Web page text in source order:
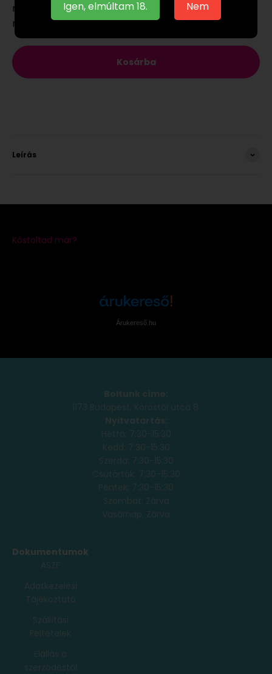
Igen, elmúltam 18. Nem
megrendeled, akár már a következő munkanapon
megkaphatod.
Kosárba
Leírás
Árukereső.hu
Boltunk címe:
1173 Budapest, Köröstói utca 8.
Nyitvatartás:
Hétfő: 7:30-15:30
Kedd: 7:30-15:30
Szerda: 7:30-15:30
Csütörtök: 7:30-15:30
Péntek: 7:30-15:30
Szombat: Zárva
Vasárnap: Zárva
Dokumentumok
ÁSZF
Adatkezelési
Tájékoztató
Szállítási
Feltételek
Elállás a
szerződéstől